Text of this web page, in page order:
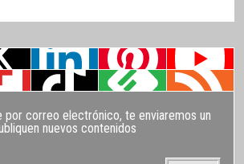
por correo electrónico, te enviaremos un
nuevos contenidos